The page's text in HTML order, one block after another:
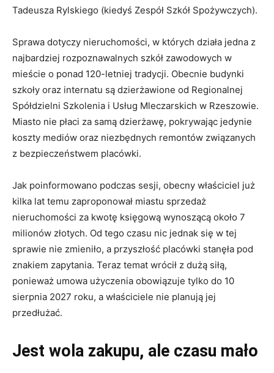
Tadeusza Rylskiego (kiedyś Zespół Szkół Spożywczych).
Sprawa dotyczy nieruchomości, w których działa jedna z
najbardziej rozpoznawalnych szkół zawodowych w
mieście o ponad 120-letniej tradycji. Obecnie budynki
szkoły oraz internatu są dzierżawione od Regionalnej
Spółdzielni Szkolenia i Usług Mleczarskich w Rzeszowie.
Miasto nie płaci za samą dzierżawę, pokrywając jedynie
koszty mediów oraz niezbędnych remontów związanych
z bezpieczeństwem placówki.
Jak poinformowano podczas sesji, obecny właściciel już
kilka lat temu zaproponował miastu sprzedaż
nieruchomości za kwotę księgową wynoszącą około 7
milionów złotych. Od tego czasu nic jednak się w tej
sprawie nie zmieniło, a przyszłość placówki stanęła pod
znakiem zapytania. Teraz temat wrócił z dużą siłą,
ponieważ umowa użyczenia obowiązuje tylko do 10
sierpnia 2027 roku, a właściciele nie planują jej
przedłużać.
Jest wola zakupu, ale czasu mało